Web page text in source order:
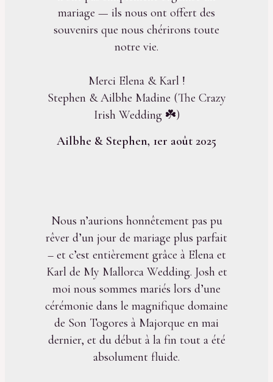
mariage — ils nous ont offert des
souvenirs que nous chérirons toute
notre vie.
Merci Elena & Karl !
Stephen & Ailbhe Madine (The Crazy
Irish Wedding ☘️)
Ailbhe & Stephen, 1er août 2025
Nous n’aurions honnêtement pas pu
rêver d’un jour de mariage plus parfait
– et c’est entièrement grâce à Elena et
Karl de My Mallorca Wedding. Josh et
moi nous sommes mariés lors d’une
cérémonie dans le magnifique domaine
de Son Togores à Majorque en mai
dernier, et du début à la fin tout a été
absolument fluide.